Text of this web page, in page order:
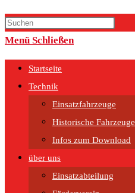
Suche
umschalten
Menü Schließen
Startseite
Technik
Einsatzfahrzeuge
Historische Fahrzeuge
Infos zum Download
über uns
Einsatzabteilung